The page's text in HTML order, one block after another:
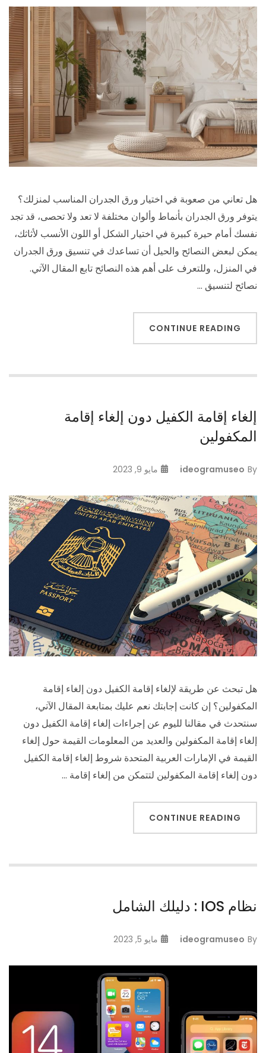
هل تعاني من صعوبة في اختيار ورق الجدران المناسب لمنزلك؟
يتوفر ورق الجدران بأنماط وألوان مختلفة لا تعد ولا تحصى، قد تجد
نفسك أمام حيرة كبيرة في اختيار الشكل أو اللون الأنسب لأثاثك،
يمكن لبعض النصائح والحيل أن تساعدك في تنسيق ورق الجدران
في المنزل، وللتعرف على أهم هذه النصائح تابع المقال الآتي.
نصائح لتنسيق …
CONTINUE READING
إلغاء إقامة الكفيل دون إلغاء إقامة
المكفولين
By
ideogramuseo مايو 9, 2023
هل تبحث عن طريقة لإلغاء إقامة الكفيل دون إلغاء إقامة
المكفولين؟ إن كانت إجابتك نعم عليك بمتابعة المقال الآتي،
سنتحدث في مقالنا لليوم عن إجراءات إلغاء إقامة الكفيل دون
إلغاء إقامة المكفولين والعديد من المعلومات القيمة حول إلغاء
القيمة في الإمارات العربية المتحدة شروط إلغاء إقامة الكفيل
دون إلغاء إقامة المكفولين لتتمكن من إلغاء إقامة …
CONTINUE READING
نظام IOS : دليلك الشامل
By
ideogramuseo مايو 5, 2023